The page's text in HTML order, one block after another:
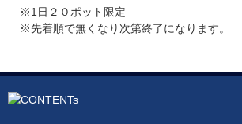
※1日２０ポット限定
※先着順で無くなり次第終了になります。